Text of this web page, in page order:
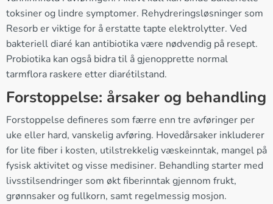
toksiner og lindre symptomer. Rehydreringsløsninger som
Resorb er viktige for å erstatte tapte elektrolytter. Ved
bakteriell diaré kan antibiotika være nødvendig på resept.
Probiotika kan også bidra til å gjenopprette normal
tarmflora raskere etter diarétilstand.
Forstoppelse: årsaker og behandling
Forstoppelse defineres som færre enn tre avføringer per
uke eller hard, vanskelig avføring. Hovedårsaker inkluderer
for lite fiber i kosten, utilstrekkelig væskeinntak, mangel på
fysisk aktivitet og visse medisiner. Behandling starter med
livsstilsendringer som økt fiberinntak gjennom frukt,
grønnsaker og fullkorn, samt regelmessig mosjon.